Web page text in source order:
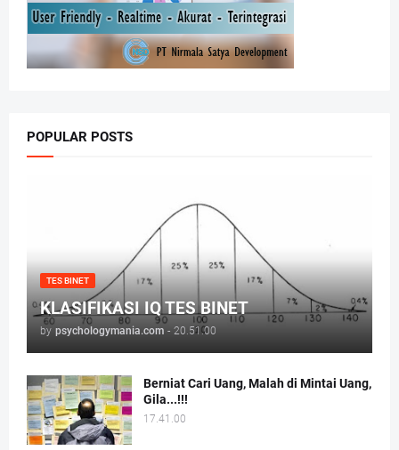
POPULAR POSTS
TES BINET
KLASIFIKASI IQ TES BINET
by psychologymania.com - 20.51.00
Berniat Cari Uang, Malah di Mintai Uang,
Gila...!!!
17.41.00